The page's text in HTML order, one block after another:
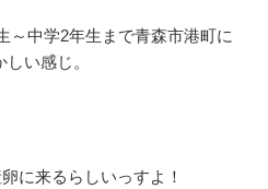
～中学2年生まで青森市港町に
い感じ。
に来るらしいっすよ！